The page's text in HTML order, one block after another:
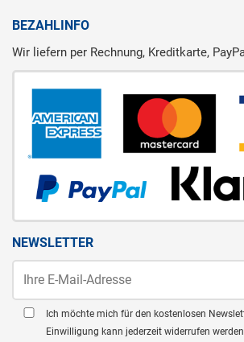
BEZAHLINFO
Wir liefern per Rechnung, Kreditkarte,
NEWSLETTER
Ich möchte mich für den kostenlosen
Einwilligung kann jederzeit widerrufen